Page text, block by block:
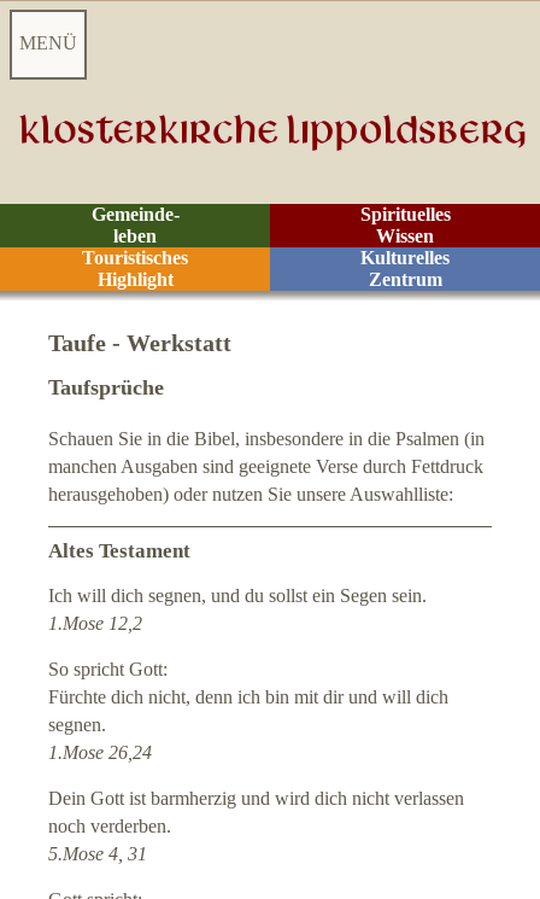
MENÜ
Startseite
Videoarchiv
Kontakt
Förderverein e. V.
Gemeindekonzeption
Gebetskapelle
Konfirmation
Spirituelles
Wissen
Gemeinde-
leben
Kulturelles
Zentrum
Touristisches
Highlight
Taufe - Werkstatt
Taufsprüche
Schauen Sie in die Bibel, insbesondere in die Psalmen (in
manchen Ausgaben sind geeignete Verse durch Fettdruck
herausgehoben) oder nutzen Sie unsere Auswahlliste:
Altes Testament
Ich will dich segnen, und du sollst ein Segen sein.
1.Mose 12,2
So spricht Gott:
Fürchte dich nicht, denn ich bin mit dir und will dich
segnen.
1.Mose 26,24
Dein Gott ist barmherzig und wird dich nicht verlassen
noch verderben.
5.Mose 4, 31